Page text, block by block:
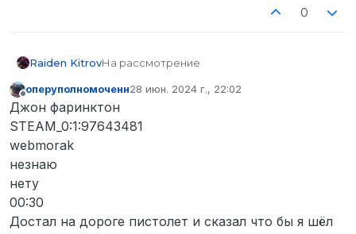
0
Raiden KitrovНа рассмотрение
Не в сети
оперуполномоченн28 июн. 2024 г., 22:02
отредактировано
Джон фаринктон
STEAM_0:1:97643481
webmorak
незнаю
нету
00:30
Достал на дороге пистолет и сказал что бы я шёл